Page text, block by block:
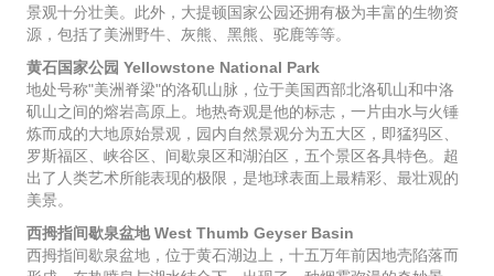
景观十分壮美。此外，大提顿国家公园还拥有极为丰富的生物资
源，包括了美洲野牛、灰熊、黑熊、驼鹿等等。
黄石国家公园 Yellowstone National Park
地处号称"美洲脊梁"的洛矶山脉，位于美国西部北洛矶山和中洛
矶山之间的熔岩高原上。地热奇观是他的标志，一片由水与火锤
炼而成的大地原始景观，园内自然景观分为五大区，即猛犸区、
罗斯福区、峡谷区、间歇泉区和湖泊区，五个景区各具特色。超
出了人类艺术所能表现的极限，是地球表面上最精彩、最壮观的
美景。
西拇指间歇泉盆地 West Thumb Geyser Basin
西拇指间歇泉盆地，位于黄石湖边上，十五万年前因地壳陷落而